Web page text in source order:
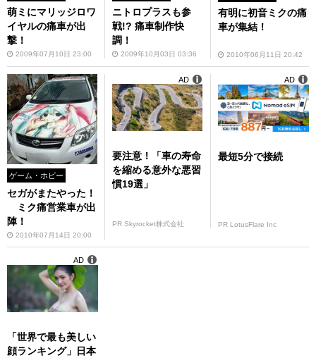
萌ミにマリッジロワ
イヤルの痛車が出
撃！
2009年07月10日 23:00
ニトロプラスも参
戦!? 痛車制作快
調！
2009年10月03日 03:36
有明に初音ミクの痛
車が集結！
2010年06月11日 20:42
ゲーム・ホビー
セガがまたやった！
ミク痛営業車が出
陣！
2010年07月14日 20:00
要注意！「車の寿命
を縮める意外な悪習
慣19選」
PR Skyrocket株式会社
AD
最短5分で接続
PR LotusFlare Inc
AD
「世界で最も美しい
顔ランキング」日本
AD